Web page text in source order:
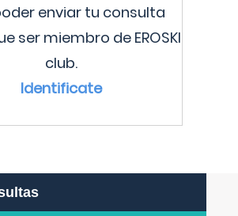
enviar tu consulta
ser miembro de EROSKI
club.
Identificate